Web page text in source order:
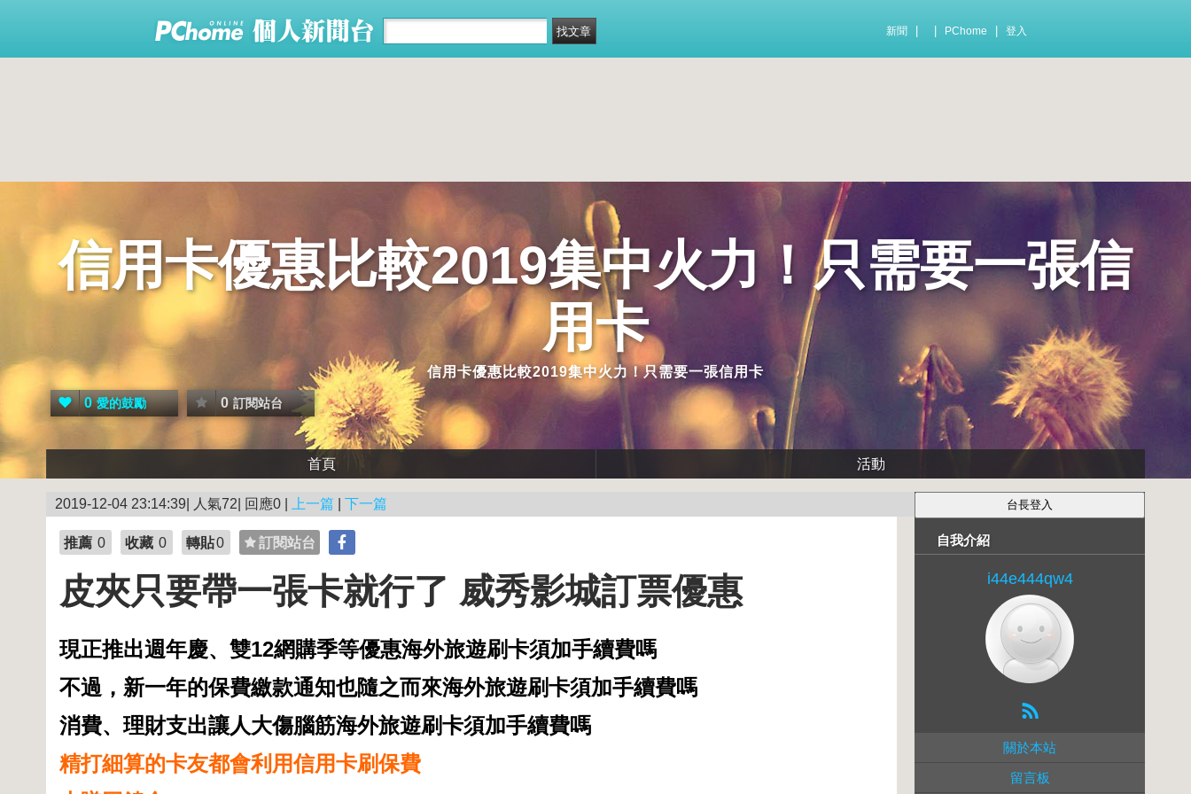
新聞 PChome 登入
信用卡優惠比較2019集中火力！只需要一張信
用卡
信用卡優惠比較2019集中火力！只需要一張信用卡
0 愛的鼓勵 0 訂閱站台
首頁 活動
2019-12-04 23:14:39| 人氣72| 回應0 | 上一篇 下一篇
推薦 0 收藏 0 轉貼0 訂閱站台
皮夾只要帶一張卡就行了 威秀影城訂票優惠
現正推出週年慶、雙12網購季等優惠海外旅遊刷卡須加手續費嗎
不過，新一年的保費繳款通知也隨之而來海外旅遊刷卡須加手續費嗎
消費、理財支出讓人大傷腦筋海外旅遊刷卡須加手續費嗎
精打細算的卡友都會利用信用卡刷保費
自我介紹
i44e444qw4
關於本站
留言板